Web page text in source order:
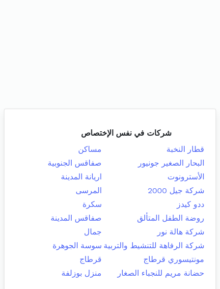
شركات في نفس الإختصاص
قطار النخبة
مساكن
البحار الصغير جونيور
صفاقس الجنوبية
الأسترونوت
اريانة المدينة
شركة جيل 2000
المرسى
ددو كيدز
سكرة
روضة الطفل المتألق
صفاقس المدينة
شركة هالة نور
جمال
شركة الرفاهة للتنشيط والتربية سوسة الجوهرة
مونتيسوري قرطاج
قرطاج
حضانة مريم للنجباء الصغار
منزل بوزلفة